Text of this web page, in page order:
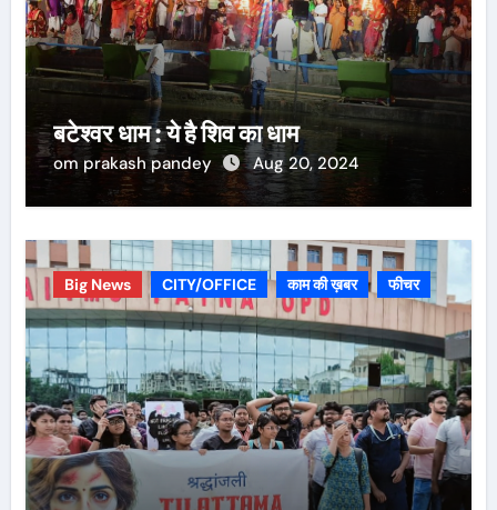
बटेश्वर धाम : ये है शिव का धाम
om prakash pandey Aug 20, 2024
Big News CITY/OFFICE काम की ख़बर फीचर